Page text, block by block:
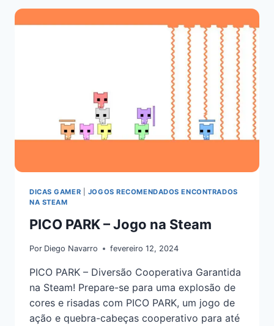
DICAS GAMER
JOGOS RECOMENDADOS ENCONTRADOS
NA STEAM
PICO PARK – Jogo na Steam
Por Diego Navarro fevereiro 12, 2024
PICO PARK – Diversão Cooperativa Garantida
na Steam! Prepare-se para uma explosão de
cores e risadas com PICO PARK, um jogo de
ação e quebra-cabeças cooperativo para até